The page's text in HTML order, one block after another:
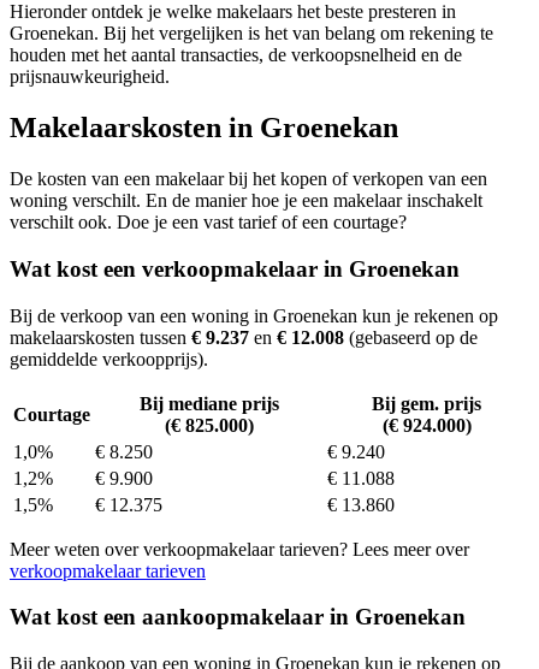
Hieronder ontdek je welke makelaars het beste presteren in
Groenekan. Bij het vergelijken is het van belang om rekening te
houden met het aantal transacties, de verkoopsnelheid en de
prijsnauwkeurigheid.
Makelaarskosten in Groenekan
De kosten van een makelaar bij het kopen of verkopen van een
woning verschilt. En de manier hoe je een makelaar inschakelt
verschilt ook. Doe je een vast tarief of een courtage?
Wat kost een verkoopmakelaar in Groenekan
Bij de verkoop van een woning in Groenekan kun je rekenen op
makelaarskosten tussen € 9.237 en € 12.008 (gebaseerd op de
gemiddelde verkoopprijs).
Courtage
Bij mediane prijs
(€ 825.000)
Bij gem. prijs
(€ 924.000)
1,0%
€ 8.250
€ 9.240
1,2%
€ 9.900
€ 11.088
1,5%
€ 12.375 € 13.860
Meer weten over verkoopmakelaar tarieven? Lees meer over
verkoopmakelaar tarieven
Wat kost een aankoopmakelaar in Groenekan
Bij de aankoop van een woning in Groenekan kun je rekenen op